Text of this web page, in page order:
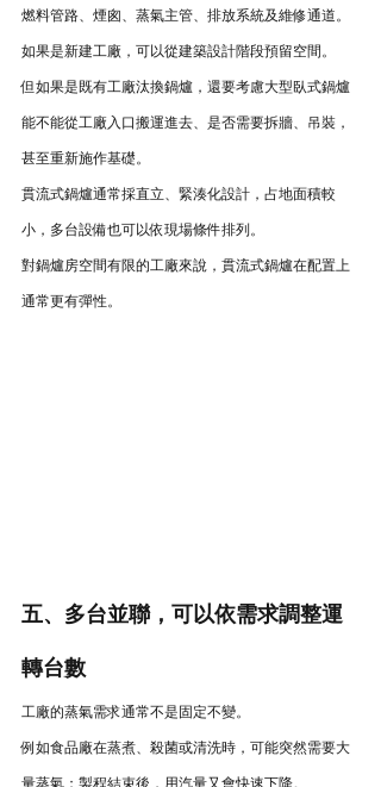
燃料管路、煙囪、蒸氣主管、排放系統及維修通道。
如果是新建工廠，可以從建築設計階段預留空間。
但如果是既有工廠汰換鍋爐，還要考慮大型臥式鍋爐
能不能從工廠入口搬運進去、是否需要拆牆、吊裝，
甚至重新施作基礎。
貫流式鍋爐通常採直立、緊湊化設計，占地面積較
小，多台設備也可以依現場條件排列。
對鍋爐房空間有限的工廠來說，貫流式鍋爐在配置上
通常更有彈性。
五、多台並聯，可以依需求調整運
轉台數
工廠的蒸氣需求通常不是固定不變。
例如食品廠在蒸煮、殺菌或清洗時，可能突然需要大